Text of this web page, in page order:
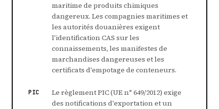
maritime de produits chimiques
dangereux. Les compagnies maritimes et
les autorités douanières exigent
l'identification CAS sur les
connaissements, les manifestes de
marchandises dangereuses et les
certificats d'empotage de conteneurs.
PIC
Le règlement PIC (UE n° 649/2012) exige
des notifications d'exportation et un